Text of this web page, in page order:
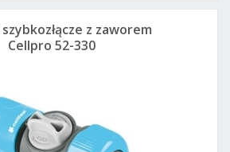
z zaworem
Cellpro 52-330